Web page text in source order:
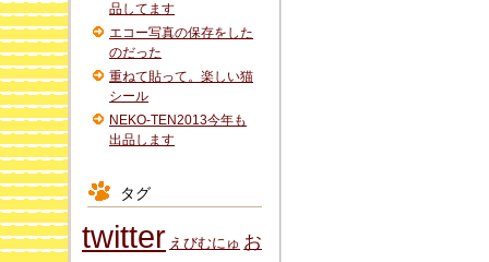
品してます
エコー写真の保存をした
のだった
重ねて貼って。楽しい猫
シール
NEKO-TEN2013今年も
出品します
タグ
twitter えびむにゅ お